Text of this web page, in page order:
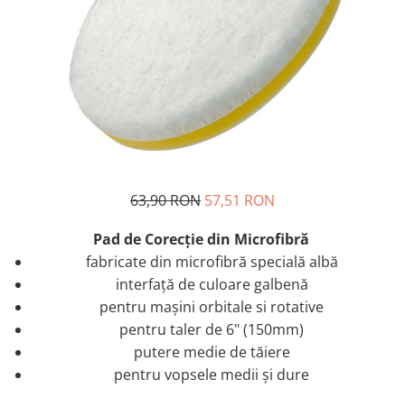
Maşini de Polishat
Paste Polish
Paste Polish Gama Marină
Pad-uri Polish
Pregătire Suprafeţe
Protecţii Ceramice
Sealant şi Quick Detailer
Ceară Auto
Interior
Curăţare
63,90 RON 57,51 RON
Pad de Corecţie din Microfibră
fabricate din microfibră specială albă
interfață de culoare galbenă
pentru maşini orbitale si rotative
pentru taler de 6" (150mm)
putere medie de tăiere
pentru vopsele medii și dure